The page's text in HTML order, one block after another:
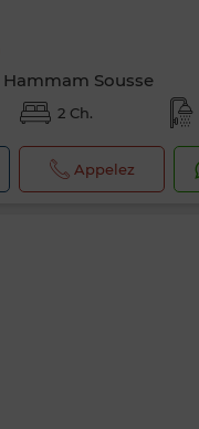
Sousse
2 Ch.
Appelez